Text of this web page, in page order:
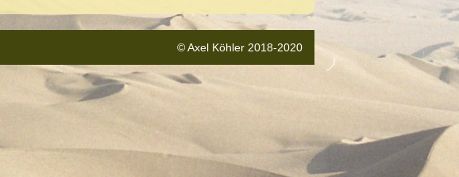
© Axel Köhler 2018-2020